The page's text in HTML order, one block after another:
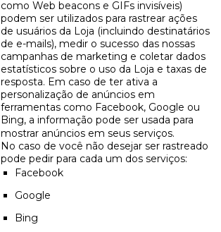
como Web beacons e GIFs invisíveis)
podem ser utilizados para rastrear ações
de usuários da Loja (incluindo destinatários
de e-mails), medir o sucesso das nossas
campanhas de marketing e coletar dados
estatísticos sobre o uso da Loja e taxas de
resposta. Em caso de ter ativa a
personalização de anúncios em
ferramentas como Facebook, Google ou
Bing, a informação pode ser usada para
mostrar anúncios em seus serviços.
No caso de você não desejar ser rastreado
pode pedir para cada um dos serviços:
Facebook
Google
Bing